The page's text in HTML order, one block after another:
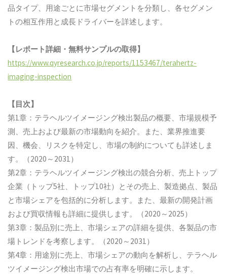
品タイプ、用途ごとに市場セグメントを分類し、各セグメン
トの相互作用と成長ドライバーを詳述します。
【レポート詳細・無料サンプルの取得】
https://www.qyresearch.co.jp/reports/1153467/terahertz-
imaging-inspection
【目次】
第1章：テラヘルツイメージング検出製品の概要、市場規模予
測、売上および最新の市場動向を紹介。また、業界推進要
因、機会、リスクを特定し、市場の制約についても詳述しま
す。（2020～2031）
第2章：テラヘルツイメージング検出の競合分析、売上トップ
企業（トップ5社、トップ10社）とその売上、製造拠点、製品
と市場シェアを包括的に分析します。また、最新の開発計画
および買収情報も詳細に提供します。（2020～2025）
第3章：製品別に売上、市場シェアの詳細を提供、各製品の市
場トレンドを考察します。（2020～2031）
第4章：用途別に売上、市場シェアの動向を解析し、テラヘル
ツイメージング検出市場での占有率を明確に示します。